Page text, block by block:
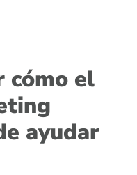
cómo el
ayudar